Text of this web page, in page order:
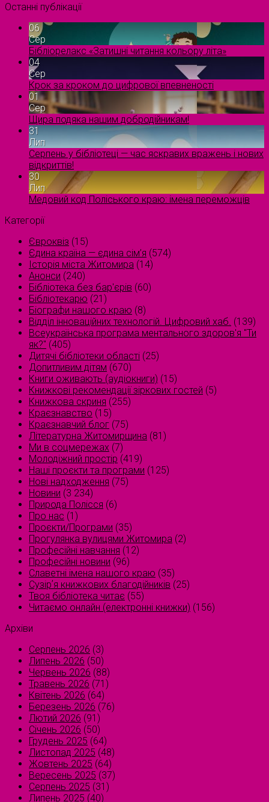
Останні публікації
06
Сер
Бібліорелакс «Затишні читання кольору літа»
04
Сер
Крок за кроком до цифрової впевненості
01
Сер
Щира подяка нашим добродійникам!
31
Лип
Серпень у бібліотеці — час яскравих вражень і нових
відкриттів!
30
Лип
Медовий код Поліського краю: імена переможців
Категорії
Євроквіз (15)
Єдина країна — єдина сім’я (574)
Історія міста Житомира (14)
Анонси (240)
Бібліотека без бар'єрів (60)
Бібліотекарю (21)
Біографи нашого краю (8)
Відділ інноваційних технологій. Цифровий хаб. (139)
Всеукраїнська програма ментального здоров'я "Ти
як?" (405)
Дитячі бібліотеки області (25)
Допитливим дітям (670)
Книги оживають (аудіокниги) (15)
Книжкові рекомендації зіркових гостей (5)
Книжкова скриня (255)
Краєзнавство (15)
Краєзнавчий блог (75)
Літературна Житомирщина (81)
Ми в соцмережах (7)
Молодіжний простір (419)
Наші проєкти та програми (125)
Нові надходження (75)
Новини (3 234)
Природа Полісся (6)
Про нас (1)
Проєкти/Програми (35)
Прогулянка вулицями Житомира (2)
Професійні навчання (12)
Професійні новини (96)
Славетні імена нашого краю (35)
Сузірʼя книжкових благодійників (25)
Твоя бібліотека читає (55)
Читаємо онлайн (електронні книжки) (156)
Архіви
Серпень 2026 (3)
Липень 2026 (50)
Червень 2026 (88)
Травень 2026 (71)
Квітень 2026 (64)
Березень 2026 (76)
Лютий 2026 (91)
Січень 2026 (50)
Грудень 2025 (64)
Листопад 2025 (48)
Жовтень 2025 (64)
Вересень 2025 (37)
Серпень 2025 (31)
Липень 2025 (40)